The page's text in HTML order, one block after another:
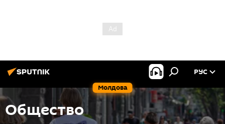
Молдова
РУС
Общество